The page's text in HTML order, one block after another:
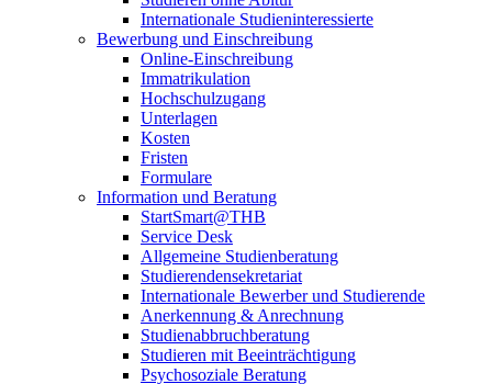
Internationale Studieninteressierte
Bewerbung und Einschreibung
Online-Einschreibung
Immatrikulation
Hochschulzugang
Unterlagen
Kosten
Fristen
Formulare
Information und Beratung
StartSmart@THB
Service Desk
Allgemeine Studienberatung
Studierendensekretariat
Internationale Bewerber und Studierende
Anerkennung & Anrechnung
Studienabbruchberatung
Studieren mit Beeinträchtigung
Psychosoziale Beratung